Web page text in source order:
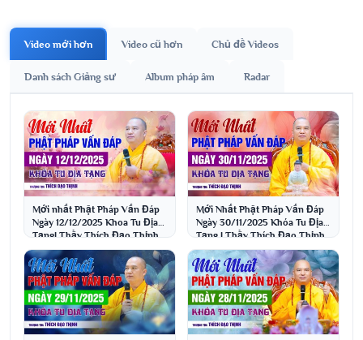
Video mới hơn Video cũ hơn Chủ đề Videos
Danh sách Giảng sư Album pháp âm Radar
Mới nhất Phật Pháp Vấn Đáp
Ngày 12/12/2025 Khoa Tu Địa
Tạng| Thầy Thích Đạo Thịnh
Mới Nhất Phật Pháp Vấn Đáp
Ngày 30/11/2025 Khóa Tu Địa
Tạng | Thầy Thích Đạo Thịnh